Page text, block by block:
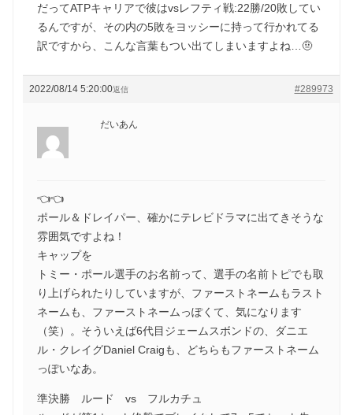
だってATPキャリアで彼はvsレフティ戦:22勝/20敗してい
るんですが、その内の5敗をヨッシーに持って行かれてる
訳ですから、こんな言葉もつい出てしまいますよね…🤨
2022/08/14 5:20:00 #289973
返信
だいあん
👈👈
ポール＆ドレイパー、確かにテレビドラマに出てきそうな
雰囲気ですよね！
キャップを
トミー・ポール選手のお名前って、選手の名前トピでも取
り上げられたりしていますが、ファーストネームもラスト
ネームも、ファーストネームっぽくて、気になります
（笑）。そういえば6代目ジェームスボンドの、ダニエ
ル・クレイグDaniel Craigも、どちらもファーストネーム
っぽいなあ。
準決勝 ルード vs フルカチュ